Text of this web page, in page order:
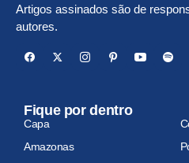
Artigos assinados são de
autores.
Fique por dentro
Capa
Amazonas